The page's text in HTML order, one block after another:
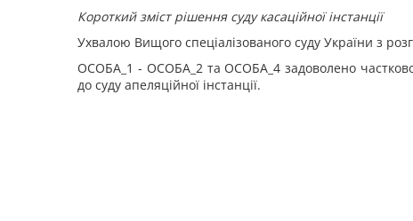
Короткий зміст рішення суду касаційної інстанції
Ухвалою Вищого спеціалізованого суду України з
ОСОБА_1 - ОСОБА_2 та ОСОБА_4 задоволено
до суду апеляційної інстанції.